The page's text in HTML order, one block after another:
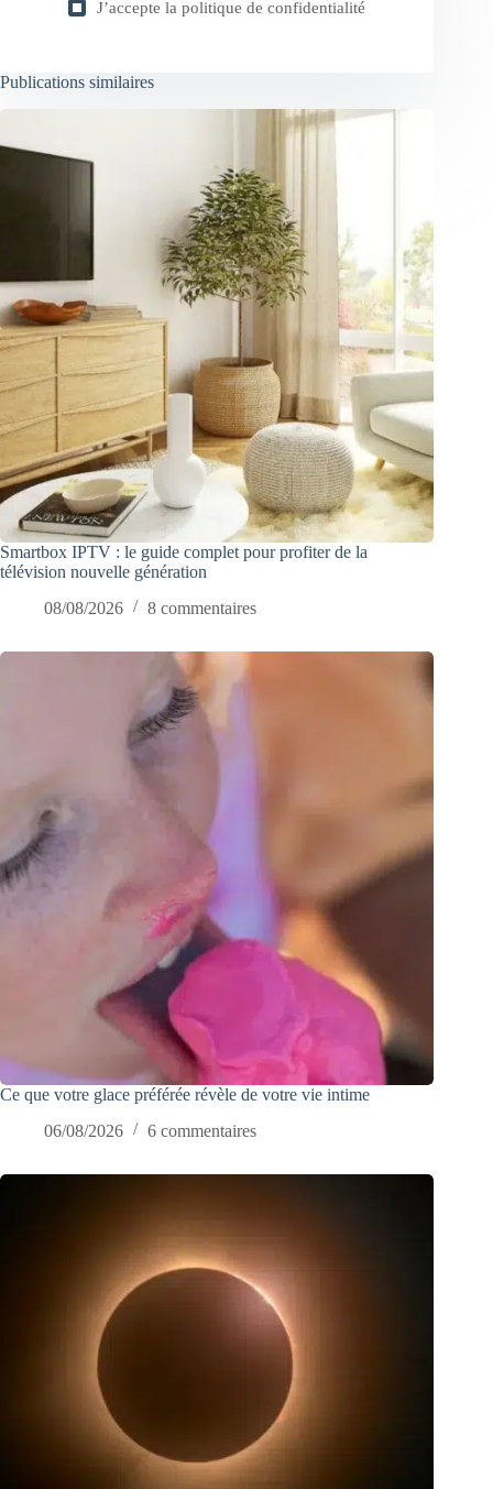
J’accepte la politique de confidentialité
Publications similaires
Smartbox IPTV : le guide complet pour profiter de la
télévision nouvelle génération
08/08/2026
8 commentaires
Ce que votre glace préférée révèle de votre vie intime
06/08/2026
6 commentaires